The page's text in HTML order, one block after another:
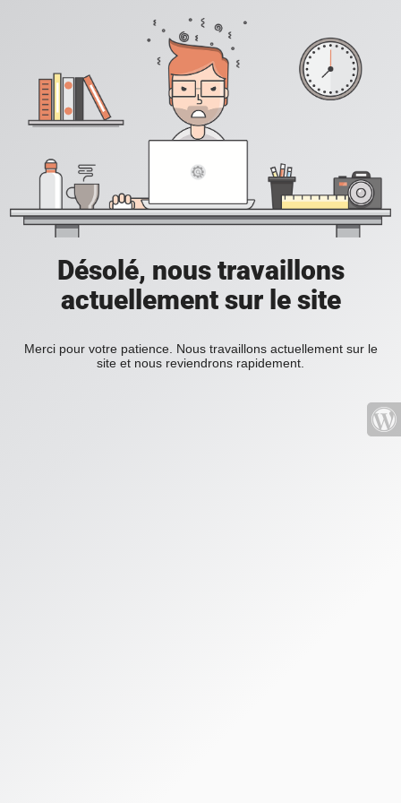
Désolé, nous travaillons
actuellement sur le site
Merci pour votre patience. Nous travaillons actuellement sur le
site et nous reviendrons rapidement.